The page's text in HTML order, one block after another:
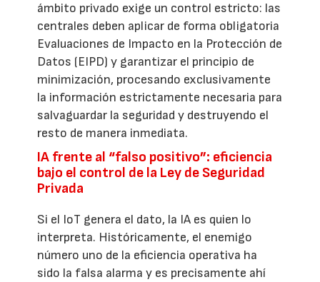
ámbito privado exige un control estricto: las
centrales deben aplicar de forma obligatoria
Evaluaciones de Impacto en la Protección de
Datos (EIPD) y garantizar el principio de
minimización, procesando exclusivamente
la información estrictamente necesaria para
salvaguardar la seguridad y destruyendo el
resto de manera inmediata.
IA frente al “falso positivo”: eficiencia
bajo el control de la Ley de Seguridad
Privada
Si el IoT genera el dato, la IA es quien lo
interpreta. Históricamente, el enemigo
número uno de la eficiencia operativa ha
sido la falsa alarma y es precisamente ahí